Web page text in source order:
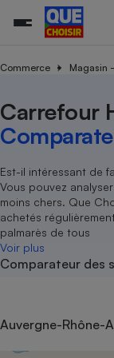
Commerce Magasin
Carrefour
Est-il intéressant de
Vous pouvez
moins chers. Que
achetés
palmarès de tous
Voir plus
Comparateur des
Auvergne-Rhône-
Toutes les
Enquêtes
Guides d'achat
Conseils
Brèves
Tous les
Soumettre un
Lettres types
Rencontrer
Tous nos
Nos actions
Nos grandes
Les billets de
Nos
Nous rejoindre
En savoir plus
?
L’association
Nos missions
Notre
Notre
Nos partenaires
Nous rejoindre